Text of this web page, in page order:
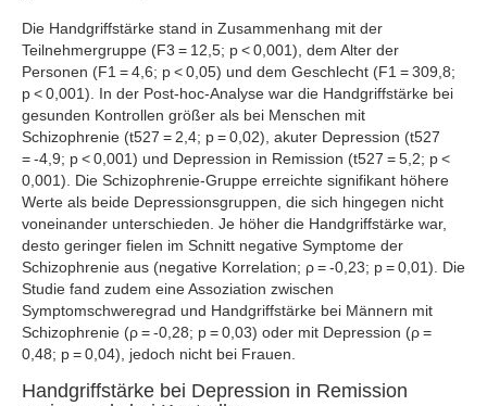
Die Handgriffstärke stand in Zusammenhang mit der
Teilnehmergruppe (F3 = 12,5; p < 0,001), dem Alter der
Personen (F1 = 4,6; p < 0,05) und dem Geschlecht (F1 = 309,8;
p < 0,001). In der Post-hoc-Analyse war die Handgriffstärke bei
gesunden Kontrollen größer als bei Menschen mit
Schizophrenie (t527 = 2,4; p = 0,02), akuter Depression (t527
= -4,9; p < 0,001) und Depression in Remission (t527 = 5,2; p <
0,001). Die Schizophrenie-Gruppe erreichte signifikant höhere
Werte als beide Depressionsgruppen, die sich hingegen nicht
voneinander unterschieden. Je höher die Handgriffstärke war,
desto geringer fielen im Schnitt negative Symptome der
Schizophrenie aus (negative Korrelation; ρ = -0,23; p = 0,01). Die
Studie fand zudem eine Assoziation zwischen
Symptomschweregrad und Handgriffstärke bei Männern mit
Schizophrenie (ρ = -0,28; p = 0,03) oder mit Depression (ρ =
0,48; p = 0,04), jedoch nicht bei Frauen.
Handgriffstärke bei Depression in Remission